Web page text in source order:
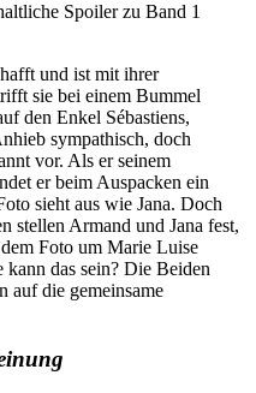
Spoiler zu Band 1
und ist mit ihrer
sie bei einem Bummel
den Enkel Sébastiens,
sympathisch, doch
vor. Als er seinem
er beim Auspacken ein
sieht aus wie Jana. Doch
stellen Armand und Jana fest,
Foto um Marie Luise
das sein? Die Beiden
auf die gemeinsame